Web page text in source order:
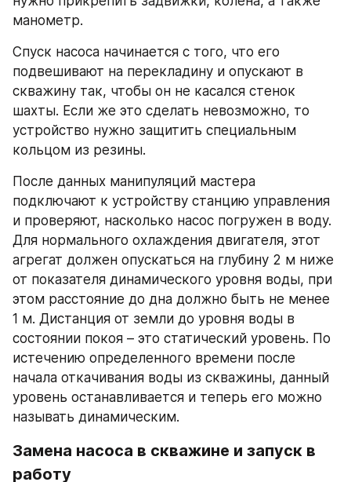
манометр.
Спуск насоса начинается с того, что его
подвешивают на перекладину и опускают в
скважину так, чтобы он не касался стенок
шахты. Если же это сделать невозможно, то
устройство нужно защитить специальным
кольцом из резины.
После данных манипуляций мастера
подключают к устройству станцию управления
и проверяют, насколько насос погружен в воду.
Для нормального охлаждения двигателя, этот
агрегат должен опускаться на глубину 2 м ниже
от показателя динамического уровня воды, при
этом расстояние до дна должно быть не менее
1 м. Дистанция от земли до уровня воды в
состоянии покоя – это статический уровень. По
истечению определенного времени после
начала откачивания воды из скважины, данный
уровень останавливается и теперь его можно
называть динамическим.
Замена насоса в скважине и запуск в
работу